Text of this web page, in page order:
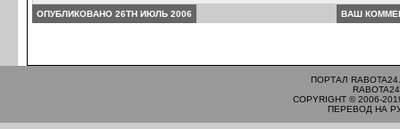
ОПУБЛИКОВАНО 26TH ИЮЛЬ 2006 ВАШ
ПОРТАЛ
COPYRIGHT © 2006-
ПЕРЕВОД НА